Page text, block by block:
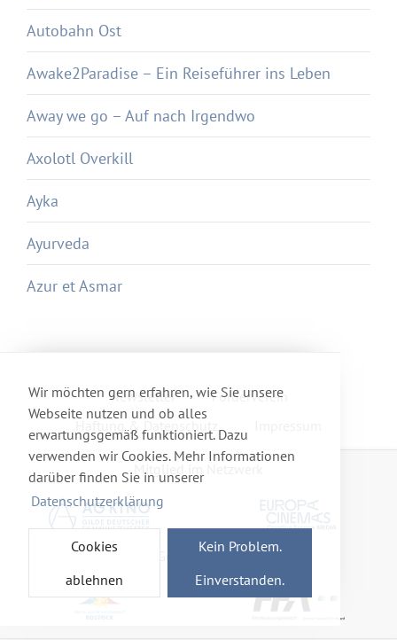
Wir möchten gern erfahren, wie Sie unsere
Webseite nutzen und ob alles
erwartungsgemäß funktioniert. Dazu
verwenden wir Cookies. Mehr Informationen
darüber finden Sie in unserer
Datenschutzerklärung
Cookies
ablehnen
Kein Problem.
Einverstanden.
Autobahn Ost
Awake2Paradise – Ein Reiseführer ins Leben
Away we go – Auf nach Irgendwo
Axolotl Overkill
Ayka
Ayurveda
Azur et Asmar
Newsletter
Förderverein
Haftung & Datenschutz
Mitglied im Netzwerk
Gefördert von